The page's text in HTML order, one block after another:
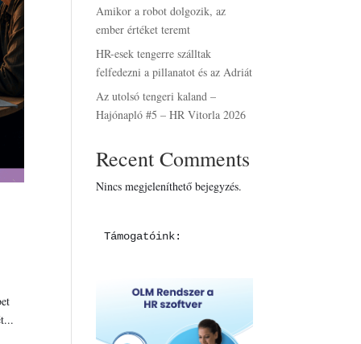
Amikor a robot dolgozik, az
ember értéket teremt
HR-esek tengerre szálltak
felfedezni a pillanatot és az Adriát
Az utolsó tengeri kaland –
Hajónapló #5 – HR Vitorla 2026
Recent Comments
Nincs megjeleníthető bejegyzés.
Támogatóink: